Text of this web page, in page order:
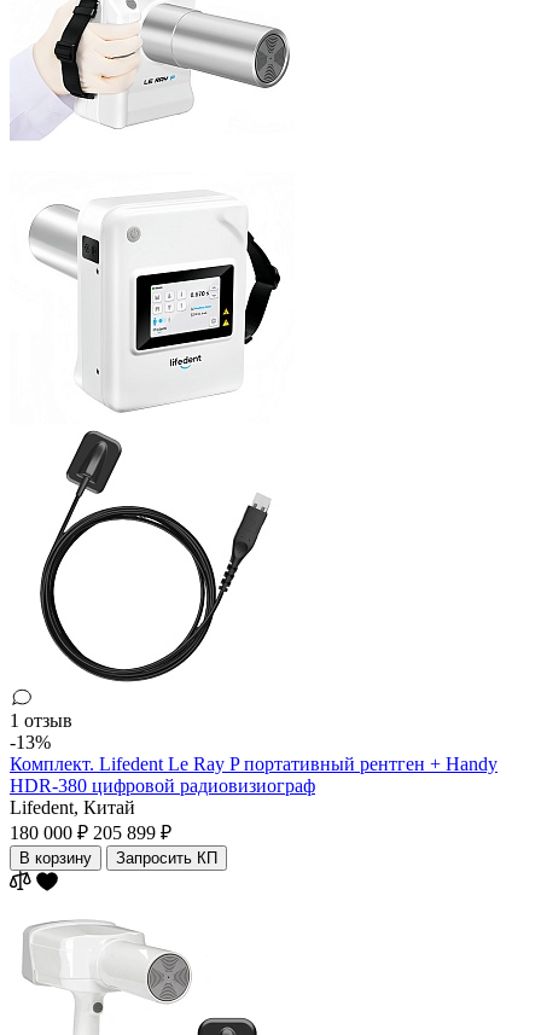
1 отзыв
-13%
Комплект. Lifedent Le Ray P портативный рентген + Handy
HDR-380 цифровой радиовизиограф
Lifedent, Китай
180 000 ₽ 205 899 ₽
В корзину Запросить КП